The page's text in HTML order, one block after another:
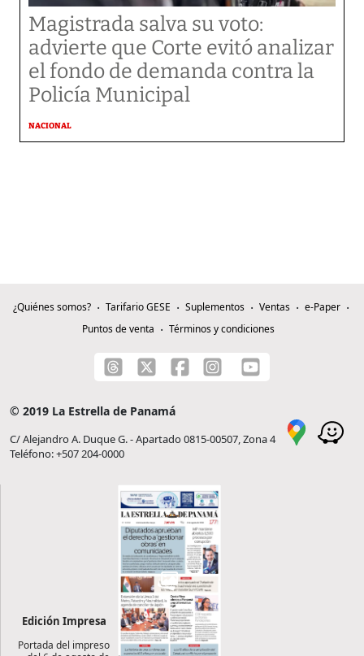
Magistrada salva su voto:
advierte que Corte evitó analizar
el fondo de demanda contra la
Policía Municipal
NACIONAL
¿Quiénes somos? Tarifario GESE Suplementos Ventas
e-Paper
Puntos de venta
Términos y condiciones
© 2019 La Estrella de Panamá
C/ Alejandro A. Duque G. - Apartado 0815-00507, Zona 4
Teléfono: +507 204-0000
Edición Impresa
Portada del impreso